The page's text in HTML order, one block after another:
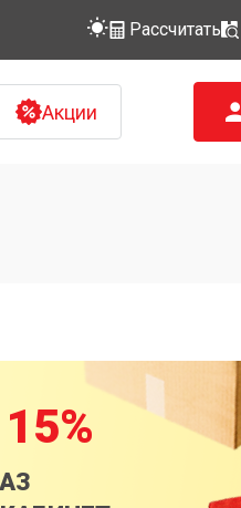
Рассчитать
Акции